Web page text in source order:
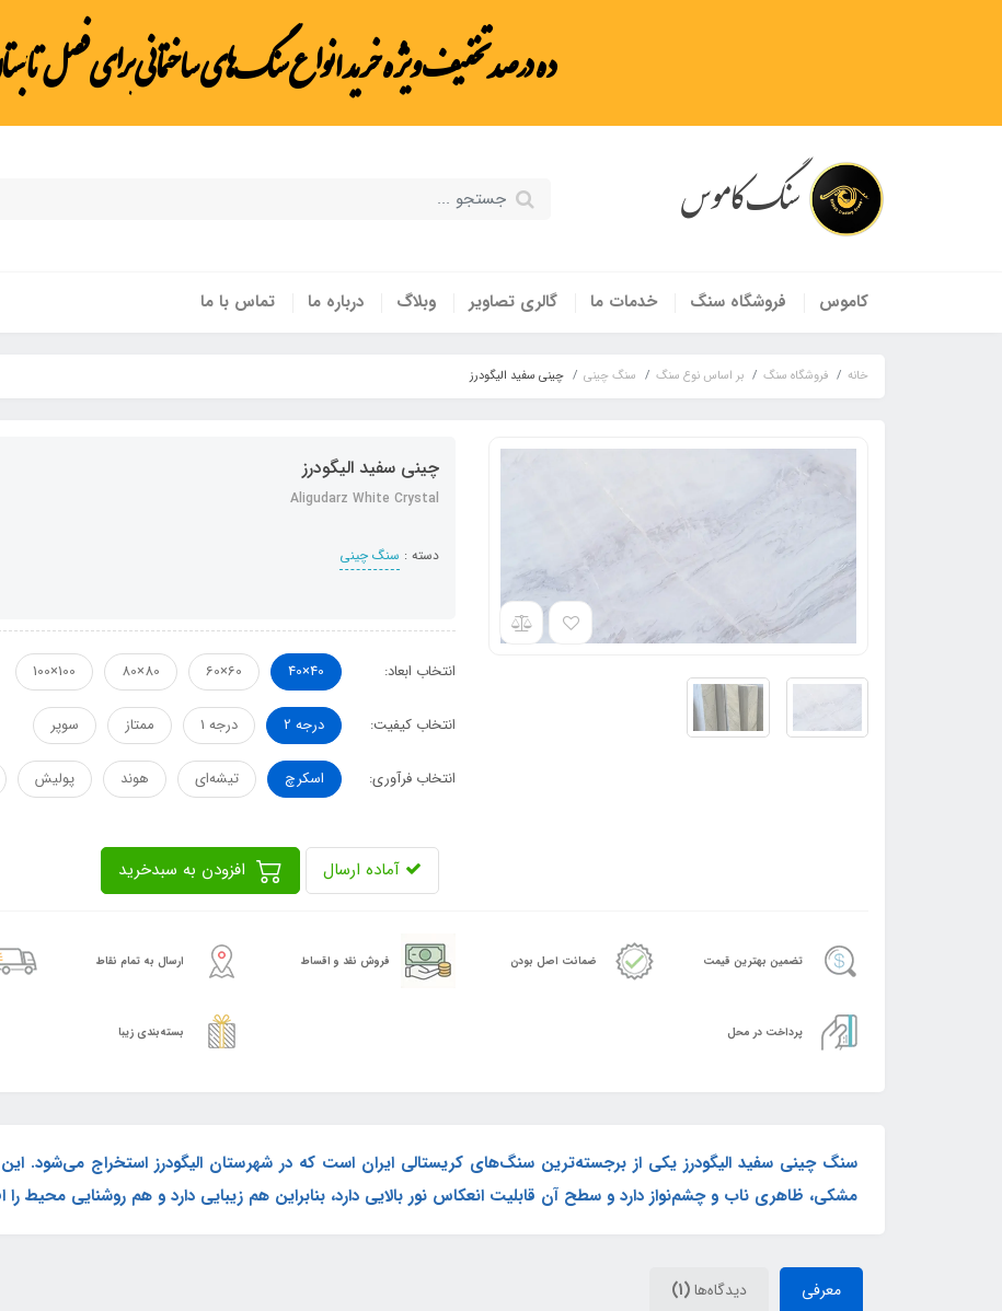
ده درصد تخفیف ویژه خرید انواع سنگ‌های ساختمانی برای فصل
سنگ کاموس
کاموس فروشگاه سنگ خدمات ما گالری تصاویر وبلاگ درباره ما تماس با ما
خانه فروشگاه سنگ بر اساس نوع سنگ سنگ چینی چینی سفید الیگودرز
چینی سفید الیگودرز
Aligudarz White Crystal
دسته : سنگ چینی
انتخاب ابعاد: 40×40
60×60
80×80
100×100
انتخاب کیفیت: درجه 2 درجه 1 ممتاز سوپر
انتخاب فرآوری: اسکرچ تیشه‌ای هوند پولیش
آماده ارسال
تضمین بهترین قیمت ضمانت اصل بودن فروش نقد و اقساط ارسال به تمام نقاط
پرداخت در محل بسته‌بندی زیبا
سنگ چینی سفید الیگودرز یکی از برجسته‌ترین سنگ‌های کریستالی ایران است که در شهرستان الیگودرز استخراج می‌شود.
مشکی، ظاهری ناب و چشم‌نواز دارد و سطح آن قابلیت انعکاس نور بالایی دارد، بنابراین هم زیبایی دارد و هم روشنایی محیط
معرفی دیدگاه‌ها(1)